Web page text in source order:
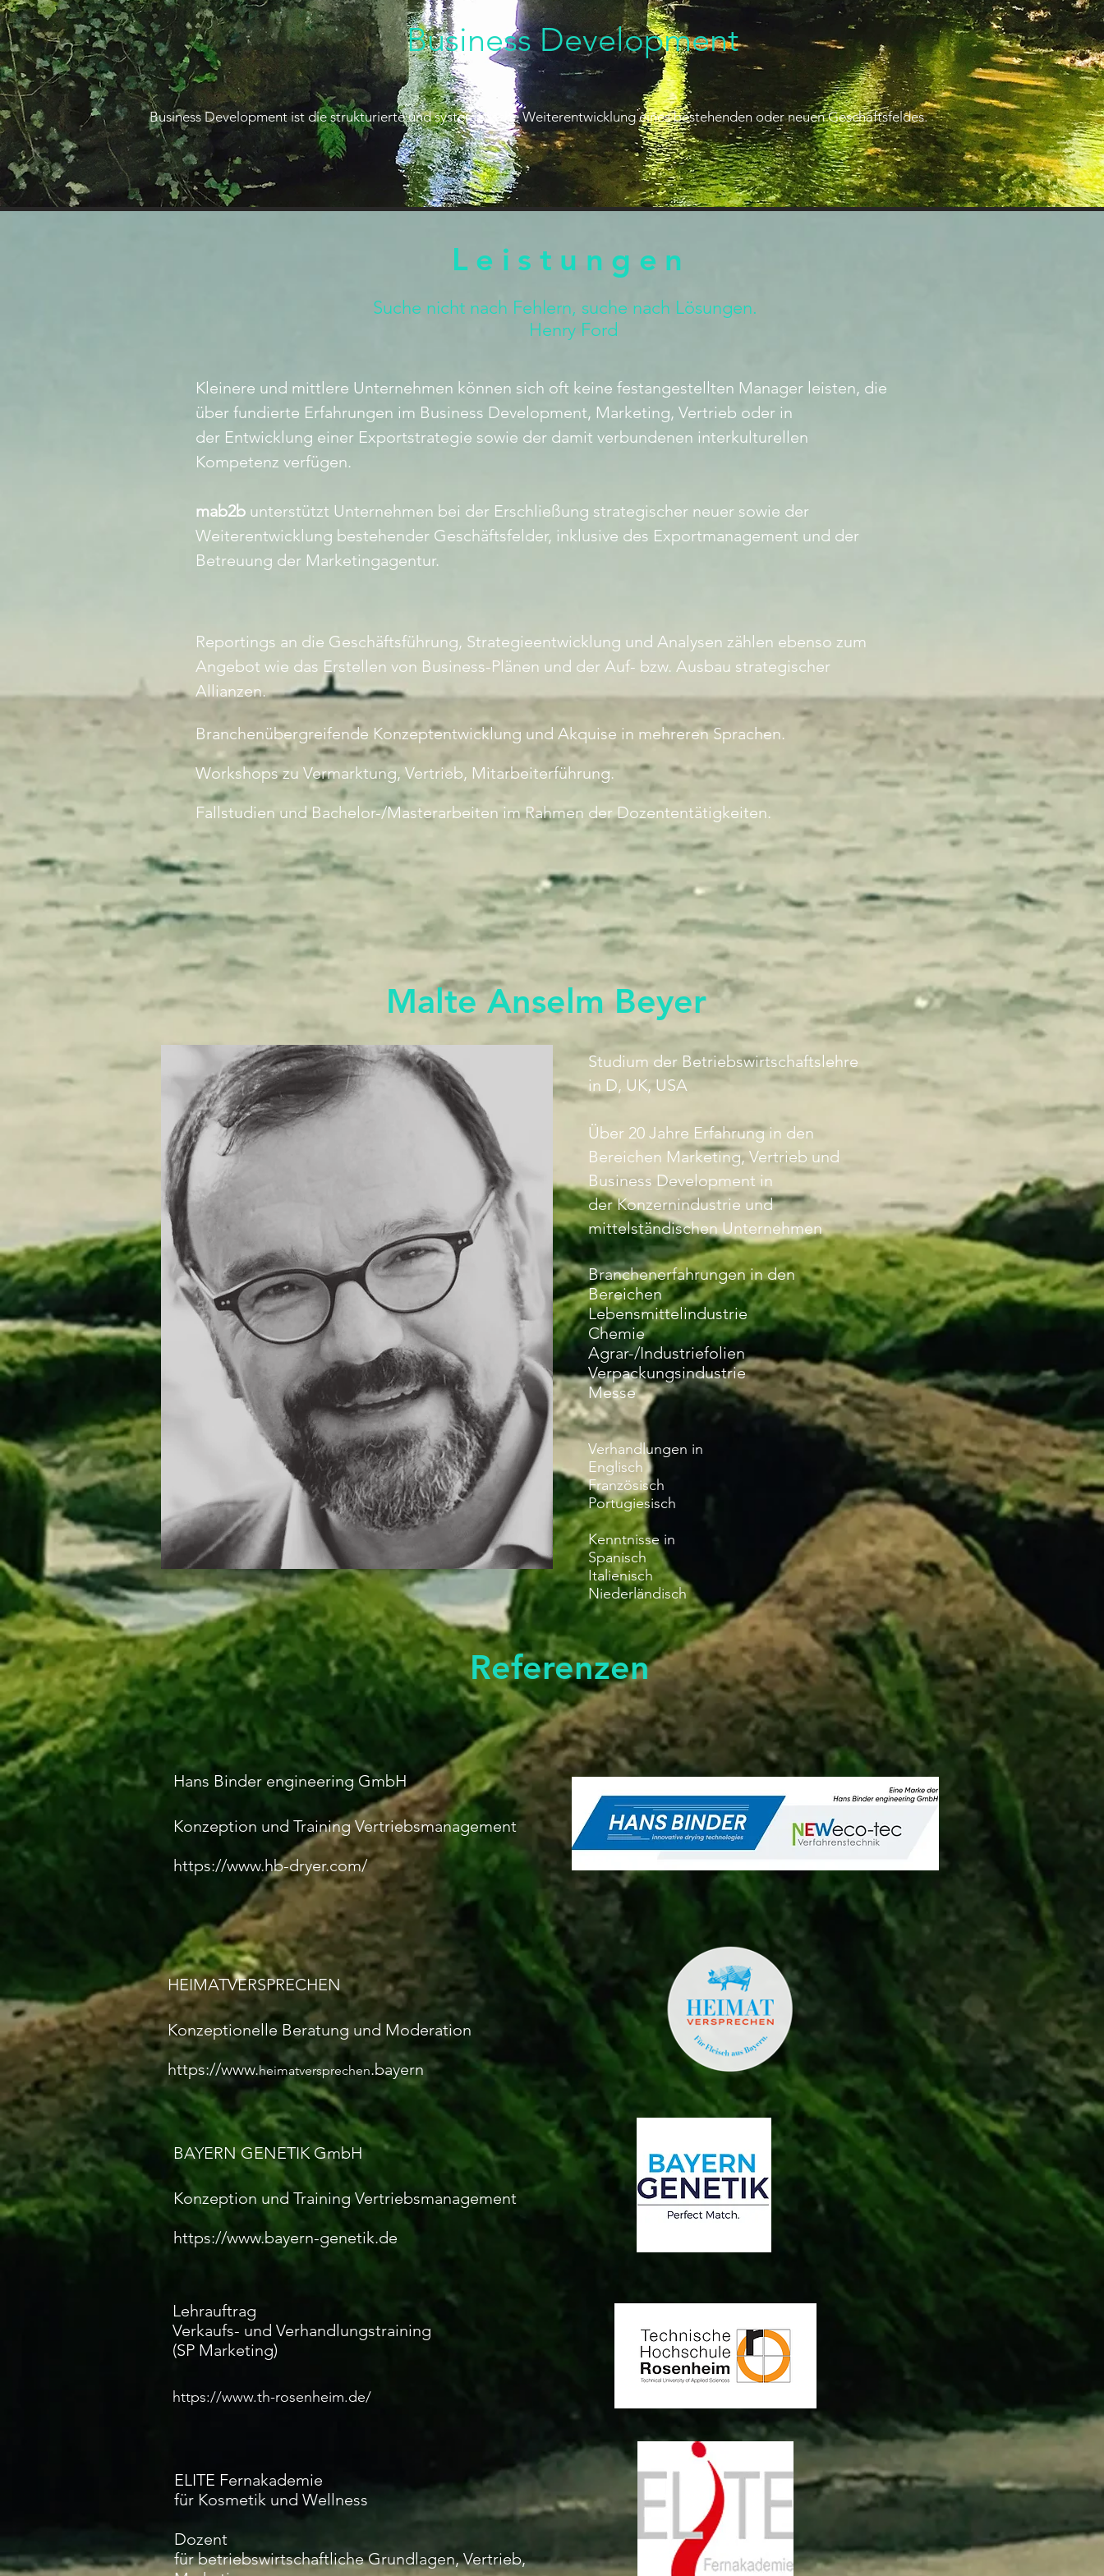
Business Development
Business Development ist die strukturierte und systematische Weiterentwicklung eines bestehenden oder neuen Geschäftsfeldes.
Leistungen
Suche nicht nach Fehlern, suche nach Lösungen.
Henry Ford
Kleinere und mittlere Unternehmen können sich oft keine festangestellten Manager leisten, die
über fundierte Erfahrungen im Business Development, Marketing, Vertrieb oder in
der Entwicklung einer Exportstrategie sowie der damit verbundenen interkulturellen
Kompetenz verfügen.
mab2b unterstützt Unternehmen bei der Erschließung strategischer neuer sowie der
Weiterentwicklung bestehender Geschäftsfelder, inklusive des Exportmanagement und der
Betreuung der Marketingagentur.
Reportings an die Geschäftsführung, Strategieentwicklung und Analysen zählen ebenso zum
Angebot wie das Erstellen von Business-Plänen und der Auf- bzw. Ausbau strategischer
Allianzen.
Branchenübergreifende Konzeptentwicklung und Akquise in mehreren Sprachen.
Workshops zu Vermarktung, Vertrieb, Mitarbeiterführung.
Fallstudien und Bachelor-/Masterarbeiten im Rahmen der Dozententätigkeiten.
Malte Anselm Beyer
Studium der Betriebswirtschaftslehre
in D, UK, USA
Über 20 Jahre Erfahrung in den
Bereichen Marketing, Vertrieb und
Business Development in
der Konzernindustrie und
mittelständischen Unternehmen
Branchenerfahrungen in den
Bereichen
Lebensmittelindustrie
Chemie
Agrar-/Industriefolien
Verpackungsindustrie
Messe
Verhandlungen in
Englisch
Französisch
Portugiesisch
Kenntnisse in
Spanisch
Italienisch
Niederländisch
Referenzen
Hans Binder engineering GmbH
Konzeption und Training Vertriebsmanagement
https://www.hb-dryer.com/
HEIMATVERSPRECHEN
Konzeptionelle Beratung und Moderation
https://www.heimatversprechen.bayern
BAYERN GENETIK GmbH
Konzeption und Training Vertriebsmanagement
https://www.bayern-genetik.de
Lehrauftrag
Verkaufs- und Verhandlungstraining
(SP Marketing)
https://www.th-rosenheim.de/
ELITE Fernakademie
für Kosmetik und Wellness
Dozent
für betriebswirtschaftliche Grundlagen, Vertrieb,